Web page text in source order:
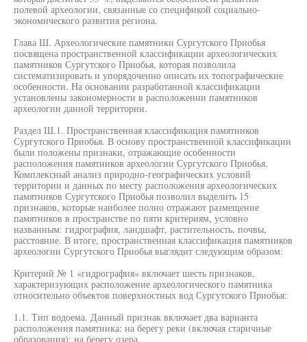
полевой археологии, связанные со спецификой социально-
экономического развития региона.
Глава Ш. Археологические памятники Сургутского Приобья
посвящена пространственной классификации археологических
памятников Сургутского Приобья, которая позволила
систематизировать и упорядоченно описать их топографические
особенности. На основании разработанной классификации
установлены закономерности в расположении памятников
археологии данной территории.
Раздел Ш.1. Пространственная классификация памятников
Сургутского Приобья. В основу пространственной классификации
были положены признаки, отражающие особенности
расположения памятников археологии Сургутского Приобья.
Комплексный анализ природно-географических условий
территории и данных по месту расположения археологических
памятников Сургутского Приобья позволил выделить 15
признаков, которые наиболее полно отражают размещение
памятников в пространстве по пяти критериям, условно
названным: гидрография, ландшафт, растительность, почвы,
расстояние. В итоге, пространственная классификация памятников
археологии Сургутского Приобья выглядит следующим образом:
Критерий № 1 «гидрография» включает шесть признаков,
характеризующих расположение археологического памятника
относительно объектов поверхностных вод Сургутского Приобья:
1.1. Тип водоема. Данный признак включает два варианта
расположения памятника: на берегу реки (включая старичные
образования); на берегу озера.